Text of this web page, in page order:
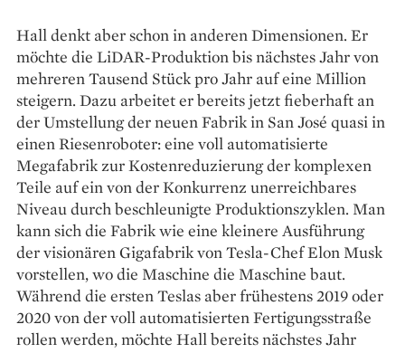
Hall denkt aber schon in ­anderen Dimensionen. Er
möchte die LiDAR-­Produktion bis nächstes Jahr von
mehreren Tausend Stück pro Jahr auf eine Million
steigern. Dazu arbeitet er bereits jetzt fieberhaft an
der Umstellung der neuen Fabrik in San José quasi in
einen Riesenroboter: eine voll automatisierte
Megafabrik zur Kostenreduzierung der komplexen
Teile auf ein von der Konkurrenz unerreichbares
Niveau durch beschleunigte Produktionszyklen. Man
kann sich die Fabrik wie eine kleinere Ausführung
der visionären Gigafabrik von Tesla-­Chef Elon Musk
vorstellen, wo die Maschine die Maschine baut.
Während die ersten Teslas aber frühestens 2019 oder
2020 von der voll automatisierten Fertigungsstraße
rollen werden, möchte Hall bereits nächstes Jahr